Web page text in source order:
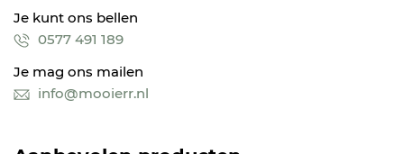
Je kunt ons bellen
0577 491 189
Je mag ons mailen
info@mooierr.nl